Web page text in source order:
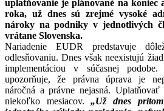
uplatňovanie je plánované na koniec
roka, už dnes sú zrejmé vysoké
nároky na podniky v jednotlivých
vrátane Slovenska.
Nariadenie EUDR predstavuje
odlesňovaniu. Dnes však neexistujú
implementáciou v súčasnej
upozorňuje, že právna úprava je
náročná a právne nejasná.
niekoľko mesiacov.„Už dnes